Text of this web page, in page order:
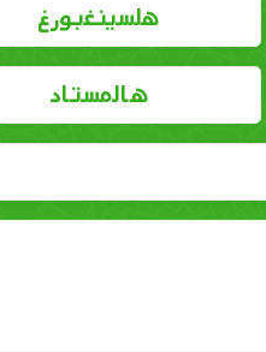
هلسينغبورغ
هالمستاد